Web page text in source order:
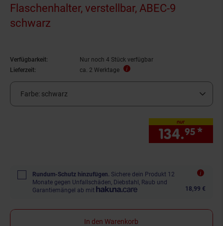
Flaschenhalter, verstellbar, ABEC-9
schwarz
Verfügbarkeit:
Nur noch 4 Stück verfügbar
Lieferzeit:
ca. 2 Werktage
Farbe: schwarz
nur
134.95 *
Rundum-Schutz hinzufügen. Sichere dein Produkt 12
Monate gegen Unfallschäden, Diebstahl, Raub und
Garantiemängel ab mit
18,99 €
In den Warenkorb